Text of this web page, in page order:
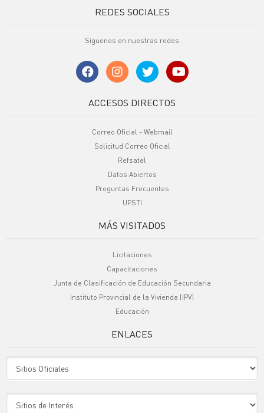
REDES SOCIALES
Síguenos en nuestras redes
ACCESOS DIRECTOS
Correo Oficial - Webmail
Solicitud Correo Oficial
Refsatel
Datos Abiertos
Preguntas Frecuentes
UPSTI
MÁS VISITADOS
Licitaciones
Capacitaciones
Junta de Clasificación de Educación Secundaria
Instituto Provincial de la Vivienda (IPV)
Educación
ENLACES